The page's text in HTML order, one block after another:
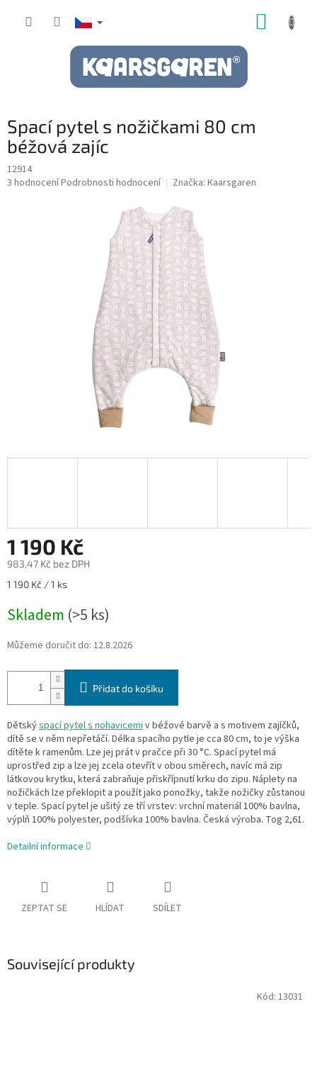
Spací pytel s nožičkami 80 cm
béžová zajíc
12914
Průměrné
3 hodnoceníPodrobnosti hodnocení Značka: Kaarsgaren
1 190 Kč
983,47 Kč bez DPH
Měrná
1 190 Kč / 1 ks
Skladem (>5 ks)
Můžeme doručit do: 12.8.2026
Přidat do košíku
Dětskýspací pytel s nohavicemiv béžové barvě a s motivem zajíčků,
dítě se v něm nepřetáčí. Délka spacího pytle je cca 80 cm, to je výška
dítěte k ramenům. Lze jej prát v pračce při 30 °C. Spací pytel má
uprostřed zip a lze jej zcela otevřít v obou směrech, navíc má zip
látkovou krytku, která zabraňuje přiskřípnutí krku do zipu. Náplety na
nožičkách lze překlopit a použít jako ponožky, takže nožičky zůstanou
v teple. Spací pytel je ušitý ze tří vrstev: vrchní materiál 100% bavlna,
výplň 100% polyester, podšívka 100% bavlna. Česká výroba. Tog 2,61.
Detailní informace
ZEPTAT SE HLÍDAT SDÍLET
Související produkty
Kód: 13031